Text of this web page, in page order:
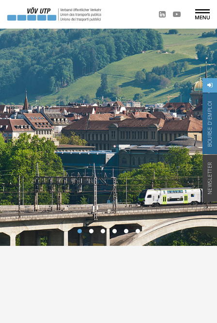
BOURSE D'EMPLOI
NEWSLETTER